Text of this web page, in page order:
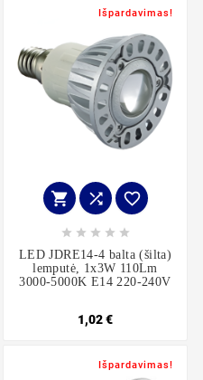
Išpardavimas!
  
    
LED JDRE14-4 balta (šilta)
lemputė, 1x3W 110Lm
3000-5000K E14 220-240V
1,02 €
Išpardavimas!